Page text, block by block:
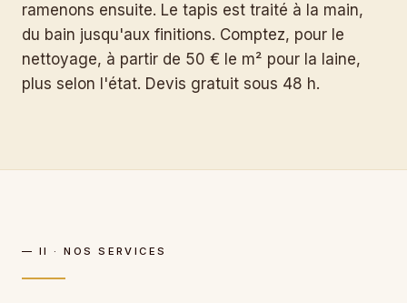
ramenons ensuite. Le tapis est traité à la main,
du bain jusqu'aux finitions. Comptez, pour le
nettoyage, à partir de 50 € le m² pour la laine,
plus selon l'état. Devis gratuit sous 48 h.
— II · NOS SERVICES